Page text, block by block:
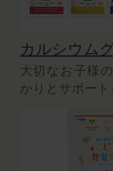
カルシウム
大切なお子様
かりとサポート